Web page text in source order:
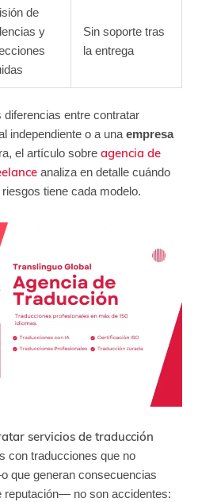
de
y
Sin soporte tras
la entrega
diferencias entre contratar
independiente o a una empresa
el artículo sobre agencia de
analiza en detalle cuándo
tiene cada modelo.
servicios de traducción
con traducciones que no
que generan consecuencias
reputación— no son accidentes: